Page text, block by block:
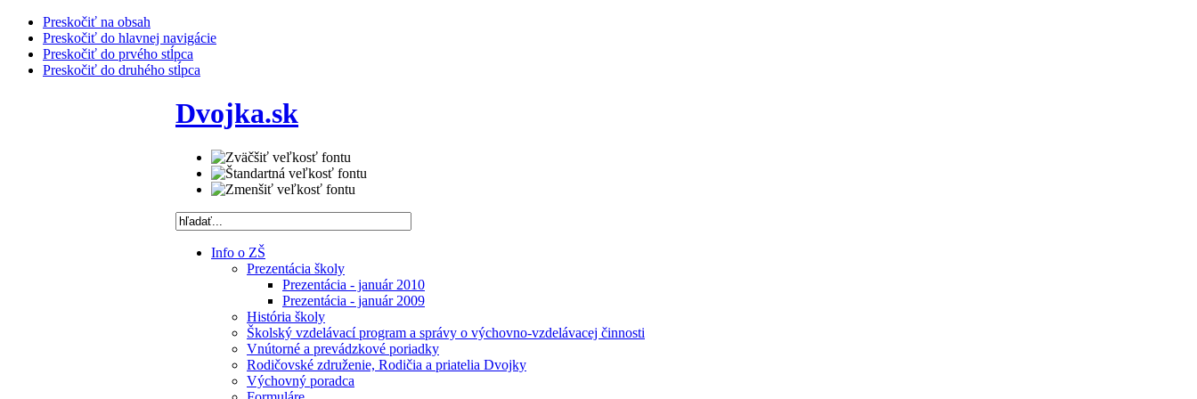
Preskočiť na obsah
Preskočiť do hlavnej navigácie
Preskočiť do prvého stĺpca
Preskočiť do druhého stĺpca
Dvojka.sk
Info o ZŠ
Prezentácia školy
Prezentácia - január 2010
Prezentácia - január 2009
História školy
Školský vzdelávací program a správy o výchovno-vzdelávacej činnosti
Vnútorné a prevádzkové poriadky
Rodičovské združenie, Rodičia a priatelia Dvojky
Výchovný poradca